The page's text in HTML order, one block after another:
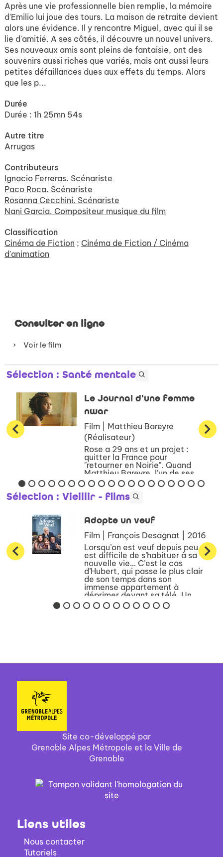
Après une vie professionnelle bien remplie, la mémoire
d'Emilio lui joue des tours. La maison de retraite devient
alors une évidence. Il y rencontre Miguel, avec qui il se
lie d'amitié. A ses côtés, il découvre un nouvel univers.
Ses nouveaux amis sont pleins de fantaisie, ont des
souvenirs aussi riches que variés, mais ont aussi leurs
petites défaillances dues aux effets du temps. Alors
que les p...
Durée
Durée : 1h 25mn 54s
Autre titre
Arrugas
Contributeurs
Ignacio Ferreras. Scénariste
Paco Roca. Scénariste
Rosanna Cecchini. Scénariste
Nani Garcia. Compositeur musique du film
Classification
Cinéma de Fiction ; Cinéma de Fiction / Cinéma
d'animation
Consulter en ligne
Voir le film
Sélection : Santé mentale
Le Journal d'une femme
nwar
Film | Matthieu Bareyre
(Réalisateur)
Rose a 29 ans et un projet :
quitter la France pour
"retourner en Noirie". Quand
Matthieu Bareyre, l'un de ses
plus proches amis, lui propose
de faire un film avec elle inspiré
de son journal intime, ils y
Sélection : Vieillir - films
Adopte un veuf
Film | François Desagnat | 2016
Lorsqu’on est veuf depuis peu, il
est difficile de s’habituer à sa
nouvelle vie… C’est le cas
d’Hubert, qui passe le plus clair
de son temps dans son
immense appartement à
déprimer devant sa télé. Un
beau jour, Manuela, une jeune
...
Site co-développé par
Grenoble Alpes Métropole et la Ville de
Grenoble
Liens utiles
Nous contacter
Tutoriels